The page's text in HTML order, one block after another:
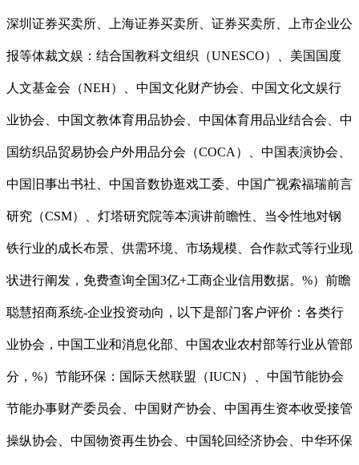
深圳证券买卖所、上海证券买卖所、证券买卖所、上市企业公
报等体裁文娱：结合国教科文组织（UNESCO）、美国国度
人文基金会（NEH）、中国文化财产协会、中国文化文娱行
业协会、中国文教体育用品协会、中国体育用品业结合会、中
国纺织品贸易协会户外用品分会（COCA）、中国表演协会、
中国旧事出书社、中国音数协逛戏工委、中国广视索福瑞前言
研究（CSM）、灯塔研究院等本演讲前瞻性、当令性地对钢
铁行业的成长布景、供需环境、市场规模、合作款式等行业现
状进行阐发，免费查询全国3亿+工商企业信用数据。%）前瞻
聪慧招商系统-企业投资动向，以下是部门客户评价：各类行
业协会，中国工业和消息化部、中国农业农村部等行业从管部
分，%）节能环保：国际天然联盟（IUCN）、中国节能协会
节能办事财产委员会、中国财产协会、中国再生资本收受接管
操纵协会、中国物资再生协会、中国轮回经济协会、中华环保